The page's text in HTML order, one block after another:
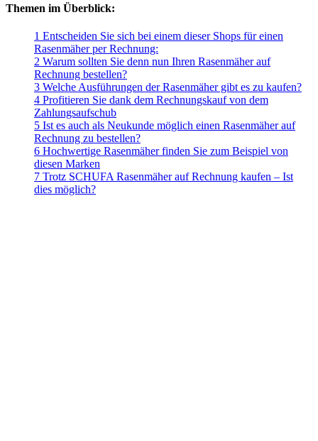
Themen im Überblick:
1 Entscheiden Sie sich bei einem dieser Shops für einen
Rasenmäher per Rechnung:
2 Warum sollten Sie denn nun Ihren Rasenmäher auf
Rechnung bestellen?
3 Welche Ausführungen der Rasenmäher gibt es zu kaufen?
4 Profitieren Sie dank dem Rechnungskauf von dem
Zahlungsaufschub
5 Ist es auch als Neukunde möglich einen Rasenmäher auf
Rechnung zu bestellen?
6 Hochwertige Rasenmäher finden Sie zum Beispiel von
diesen Marken
7 Trotz SCHUFA Rasenmäher auf Rechnung kaufen – Ist
dies möglich?